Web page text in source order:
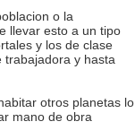
o la
llevar esto a un tipo
y los de clase
trabajadora y hasta
otros planetas lo
mano de obra